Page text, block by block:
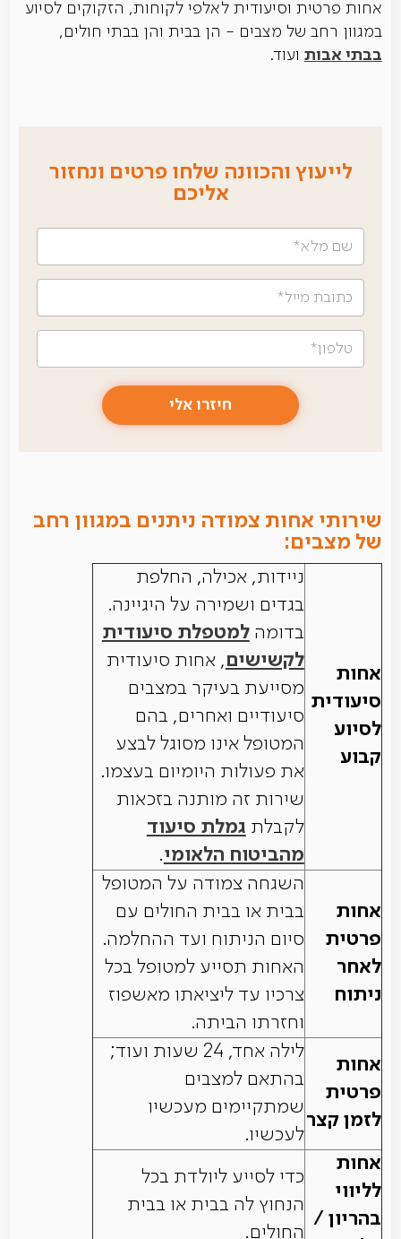
אחות פרטית וסיעודית לאלפי לקוחות, הזקוקים לסיוע
במגוון רחב של מצבים - הן בבית והן בבתי חולים,
בבתי אבות ועוד.
לייעוץ והכוונה שלחו פרטים ונחזור
אליכם
שירותי אחות צמודה ניתנים במגוון רחב
של מצבים:
אחות
סיעודית
לסיוע
קבוע
ניידות, אכילה, החלפת
בגדים ושמירה על היגיינה.
בדומהלמטפלת סיעודית
לקשישים, אחות סיעודית
מסייעת בעיקר במצבים
סיעודיים ואחרים, בהם
המטופל אינו מסוגל לבצע
את פעולות היומיום בעצמו.
שירות זה מותנה בזכאות
לקבלת גמלת סיעוד
מהביטוח הלאומי.
אחות
פרטית
לאחר
ניתוח
השגחה צמודה על המטופל
בבית או בבית החולים עם
סיום הניתוח ועד ההחלמה.
האחות תסייע למטופל בכל
צרכיו עד ליציאתו מאשפוז
וחזרתו הביתה.
אחות
פרטית
לזמן קצר
לילה אחד, 24 שעות ועוד;
בהתאם למצבים
שמתקיימים מעכשיו
לעכשיו.
אחות
לליווי
בהריון /
כדי לסייע ליולדת בכל
הנחוץ לה בבית או בבית
החולים.